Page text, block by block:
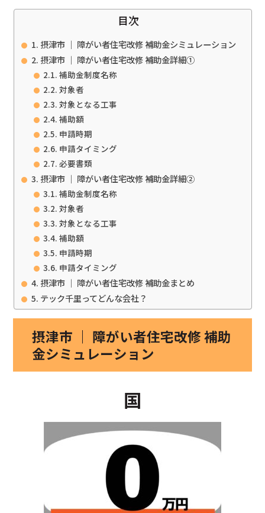
目次
摂津市 ｜ 障がい者住宅改修 補助金シミュレーション
摂津市 ｜ 障がい者住宅改修 補助金詳細①
補助金制度名称
対象者
対象となる工事
補助額
申請時期
申請タイミング
必要書類
摂津市 ｜ 障がい者住宅改修 補助金詳細②
補助金制度名称
対象者
対象となる工事
補助額
申請時期
申請タイミング
摂津市 ｜ 障がい者住宅改修 補助金まとめ
テック千里ってどんな会社？
摂津市 ｜ 障がい者住宅改修 補助
金シミュレーション
国